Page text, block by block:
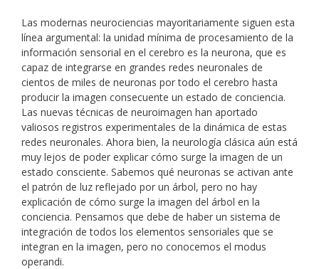
Las modernas neurociencias mayoritariamente siguen esta
línea argumental: la unidad mínima de procesamiento de la
información sensorial en el cerebro es la neurona, que es
capaz de integrarse en grandes redes neuronales de
cientos de miles de neuronas por todo el cerebro hasta
producir la imagen consecuente un estado de conciencia.
Las nuevas técnicas de neuroimagen han aportado
valiosos registros experimentales de la dinámica de estas
redes neuronales. Ahora bien, la neurología clásica aún está
muy lejos de poder explicar cómo surge la imagen de un
estado consciente. Sabemos qué neuronas se activan ante
el patrón de luz reflejado por un árbol, pero no hay
explicación de cómo surge la imagen del árbol en la
conciencia. Pensamos que debe de haber un sistema de
integración de todos los elementos sensoriales que se
integran en la imagen, pero no conocemos el modus
operandi.